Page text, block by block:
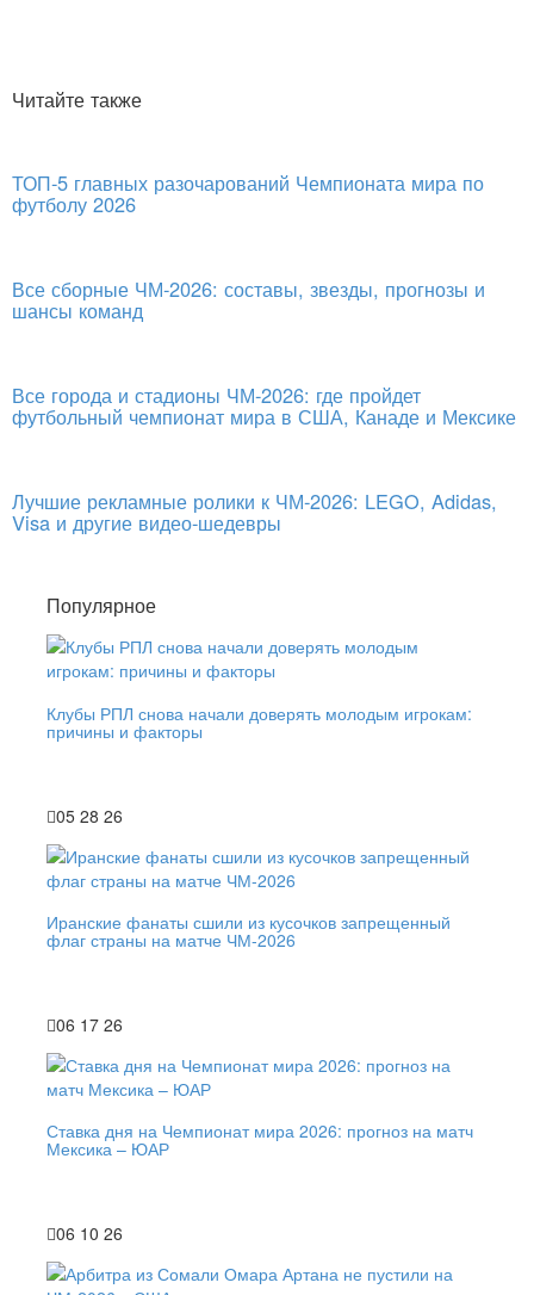
Читайте также
ТОП-5 главных разочарований Чемпионата мира по
футболу 2026
Все сборные ЧМ-2026: составы, звезды, прогнозы и
шансы команд
Все города и стадионы ЧМ-2026: где пройдет
футбольный чемпионат мира в США, Канаде и Мексике
Лучшие рекламные ролики к ЧМ-2026: LEGO, Adidas,
Visa и другие видео-шедевры
Популярное
Клубы РПЛ снова начали доверять молодым игрокам:
причины и факторы
05 28 26
Иранские фанаты сшили из кусочков запрещенный
флаг страны на матче ЧМ-2026
06 17 26
Ставка дня на Чемпионат мира 2026: прогноз на матч
Мексика – ЮАР
06 10 26